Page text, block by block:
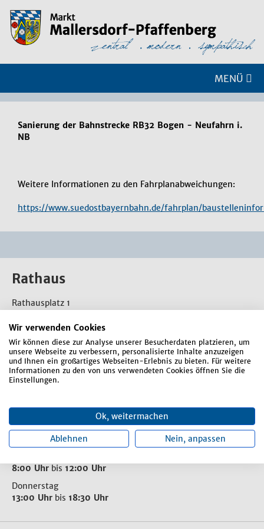
Wir verwenden Cookies
Wir können diese zur Analyse unserer Besucherdaten platzieren, um
unsere Webseite zu verbessern, personalisierte Inhalte anzuzeigen
und Ihnen ein großartiges Webseiten-Erlebnis zu bieten. Für weitere
Informationen zu den von uns verwendeten Cookies öffnen Sie die
Einstellungen.
Ok, weitermachen
Ablehnen Nein, anpassen
MENÜ
Sanierung der Bahnstrecke RB32 Bogen - Neufahrn i.
NB
Weitere Informationen zu den Fahrplanabweichungen:
https://www.suedostbayernbahn.de/fahrplan/
Rathaus
Rathausplatz 1
Telefon:08772 807-0
E-Mail:markt-mallersdorf-pfaffenberg@mal-pfa.de
Öffnungszeiten
8:00 Uhr bis 12:00 Uhr
Donnerstag
13:00 Uhr bis 18:30 Uhr